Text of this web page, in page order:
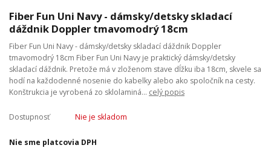
Fiber Fun Uni Navy - dámsky/detsky skladací
dáždnik Doppler tmavomodrý 18cm
Fiber Fun Uni Navy - dámsky/detsky skladací dáždnik Doppler
tmavomodrý 18cm Fiber Fun Uni Navy je praktický dámsky/detsky
skladací dáždnik. Pretože má v zloženom stave dĺžku iba 18cm, skvele sa
hodí na každodenné nosenie do kabelky alebo ako spoločník na cesty.
Konštrukcia je vyrobená zo sklolaminá... celý popis
Dostupnosť Nie je skladom
Nie sme platcovia DPH